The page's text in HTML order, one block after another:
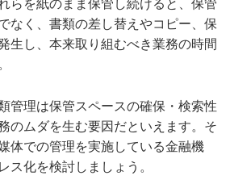
らを紙のまま保管し続けると、保管
なく、書類の差し替えやコピー、保
生し、本来取り組むべき業務の時間
管理は保管スペースの確保・検索性
のムダを生む要因だといえます。そ
体での管理を実施している金融機
ス化を検討しましょう。